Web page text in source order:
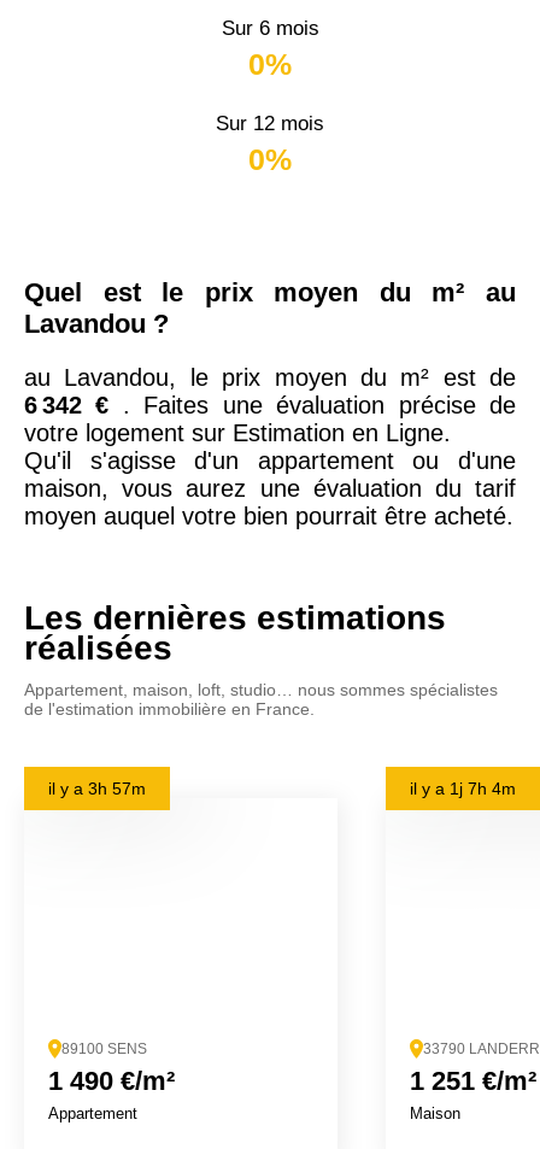
Sur 6 mois
0%
Sur 12 mois
0%
Quel est le prix moyen du m² au
Lavandou ?
au Lavandou, le prix moyen du m² est de
6 342 € . Faites une évaluation précise de
votre logement sur Estimation en Ligne.
Qu'il s'agisse d'un appartement ou d'une
maison, vous aurez une évaluation du tarif
moyen auquel votre bien pourrait être acheté.
Les dernières estimations
réalisées
Appartement, maison, loft, studio… nous sommes spécialistes
de l'estimation immobilière en France.
il y a 3h 57m
89100 SENS
1 490 €/m²
Appartement
il y a 1j 7h 4m
33790
1 251 €/m²
Maison